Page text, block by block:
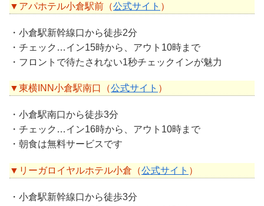
▼アパホテル小倉駅前（公式サイト ）
・小倉駅新幹線口から徒歩2分
・チェック…イン15時から、アウト10時まで
・フロントで待たされない1秒チェックインが魅力
▼東横INN小倉駅南口（公式サイト ）
・小倉駅南口から徒歩3分
・チェック…イン16時から、アウト10時まで
・朝食は無料サービスです
▼リーガロイヤルホテル小倉（公式サイト ）
・小倉駅新幹線口から徒歩3分